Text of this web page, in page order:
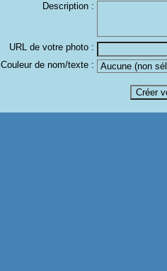
Description :
URL de votre photo :
Couleur de nom/texte :